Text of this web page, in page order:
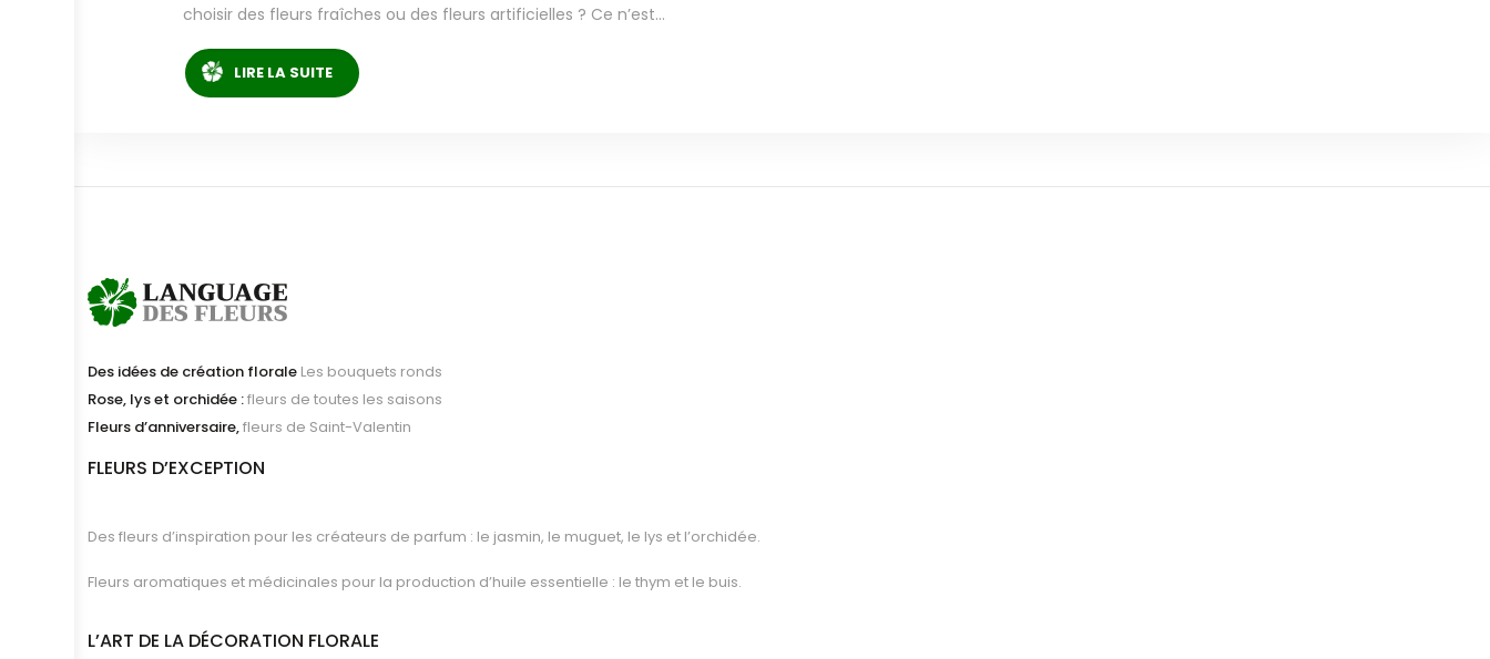
choisir des fleurs fraîches ou des fleurs artificielles ? Ce n’est…
LIRE LA SUITE
Des idées de création florale Les bouquets ronds
Rose, lys et orchidée :fleurs de toutes les saisons
Fleurs d’anniversaire,fleurs de Saint-Valentin
FLEURS D’EXCEPTION
Des fleurs d’inspiration pour les créateurs de parfum : le jasmin, le muguet, le lys et l’orchidée.
Fleurs aromatiques et médicinales pour la production d’huile essentielle : le thym et le buis.
L’ART DE LA DÉCORATION FLORALE